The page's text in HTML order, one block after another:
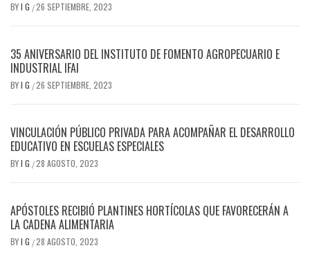
BYI G /26 SEPTIEMBRE, 2023
35 ANIVERSARIO DEL INSTITUTO DE FOMENTO AGROPECUARIO E
INDUSTRIAL IFAI
BYI G /26 SEPTIEMBRE, 2023
VINCULACIÓN PÚBLICO PRIVADA PARA ACOMPAÑAR EL DESARROLLO
EDUCATIVO EN ESCUELAS ESPECIALES
BYI G /28 AGOSTO, 2023
APÓSTOLES RECIBIÓ PLANTINES HORTÍCOLAS QUE FAVORECERÁN A
LA CADENA ALIMENTARIA
BYI G /28 AGOSTO, 2023